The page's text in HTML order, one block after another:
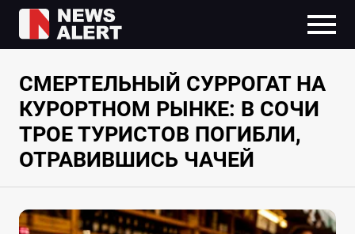
СМЕРТЕЛЬНЫЙ СУРРОГАТ НА
КУРОРТНОМ РЫНКЕ: В СОЧИ
ТРОЕ ТУРИСТОВ ПОГИБЛИ,
ОТРАВИВШИСЬ ЧАЧЕЙ